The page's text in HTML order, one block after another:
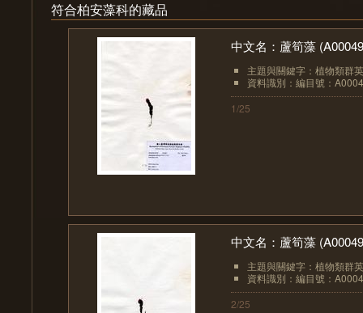
符合柏安藻科的藏品
中文名：蘆筍藻
主題與關鍵字：植物類群
資料識別：編目號：
1/25
中文名：蘆筍藻
主題與關鍵字：植物類群
資料識別：編目號：
2/25